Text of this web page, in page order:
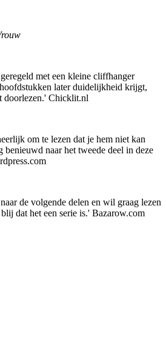
met een kleine cliffhanger
later duidelijkheid krijgt,
doorlezen.' Chicklit.nl
om te lezen dat je hem niet kan
benieuwd naar het tweede deel in deze
de volgende delen en wil graag lezen
dat het een serie is.' Bazarow.com